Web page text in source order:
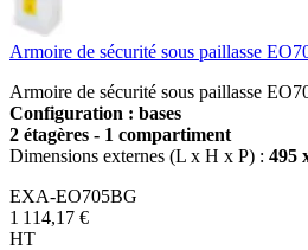
Armoire de sécurité sous paillasse
Armoire de sécurité sous paillasse
Configuration : bases
2 étagères - 1 compartiment
Dimensions externes (L x H x P) : 495
EXA-EO705BG
1 114,17 €
HT